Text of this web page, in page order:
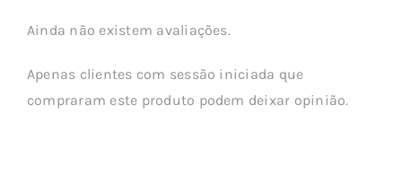
Ainda não existem avaliações.
Apenas clientes com sessão iniciada que
compraram este produto podem deixar opinião.